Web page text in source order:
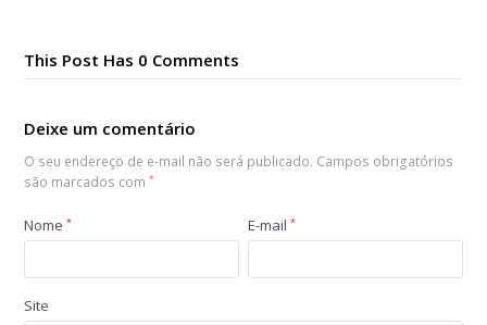
This Post Has 0 Comments
Deixe um comentário
O seu endereço de e-mail não será publicado. Campos obrigatórios
são marcados com*
Nome* E-mail*
Site